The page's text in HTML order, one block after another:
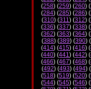
(258) (259) (260) (
(284) (285) (286) (
(310) (311) (312) (
(336) (337) (338) (
(362) (363) (364) (
(388) (389) (390) (
(414) (415) (416) (
(440) (441) (442) (
(466) (467) (468) (
(492) (493) (494) (
(518) (519) (520) (
(544) (545) (546) (